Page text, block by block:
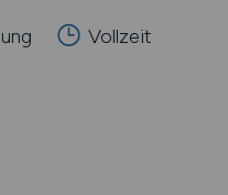
Vollzeit